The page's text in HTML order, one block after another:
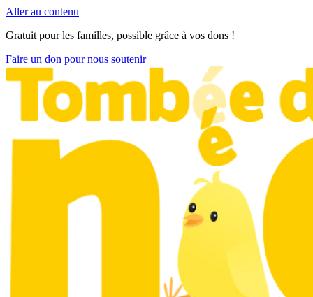
Aller au contenu
Gratuit pour les familles, possible grâce à vos dons !
Faire un don pour nous soutenir